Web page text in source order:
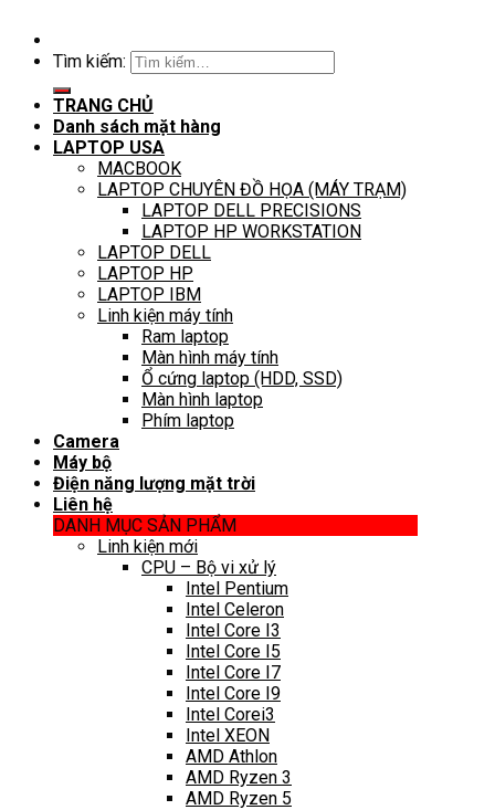
Tìm kiếm:
TRANG CHỦ
Danh sách mặt hàng
LAPTOP USA
MACBOOK
LAPTOP CHUYÊN ĐỒ HỌA (MÁY TRẠM)
LAPTOP DELL PRECISIONS
LAPTOP HP WORKSTATION
LAPTOP DELL
LAPTOP HP
LAPTOP IBM
Linh kiện máy tính
Ram laptop
Màn hình máy tính
Ổ cứng laptop (HDD, SSD)
Màn hình laptop
Phím laptop
Camera
Máy bộ
Điện năng lượng mặt trời
Liên hệ
DANH MỤC SẢN PHẨM
Linh kiện mới
CPU – Bộ vi xử lý
Intel Pentium
Intel Celeron
Intel Core I3
Intel Core I5
Intel Core I7
Intel Core I9
Intel Corei3
Intel XEON
AMD Athlon
AMD Ryzen 3
AMD Ryzen 5